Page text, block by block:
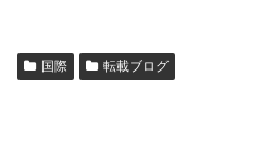
国際 転載ブログ